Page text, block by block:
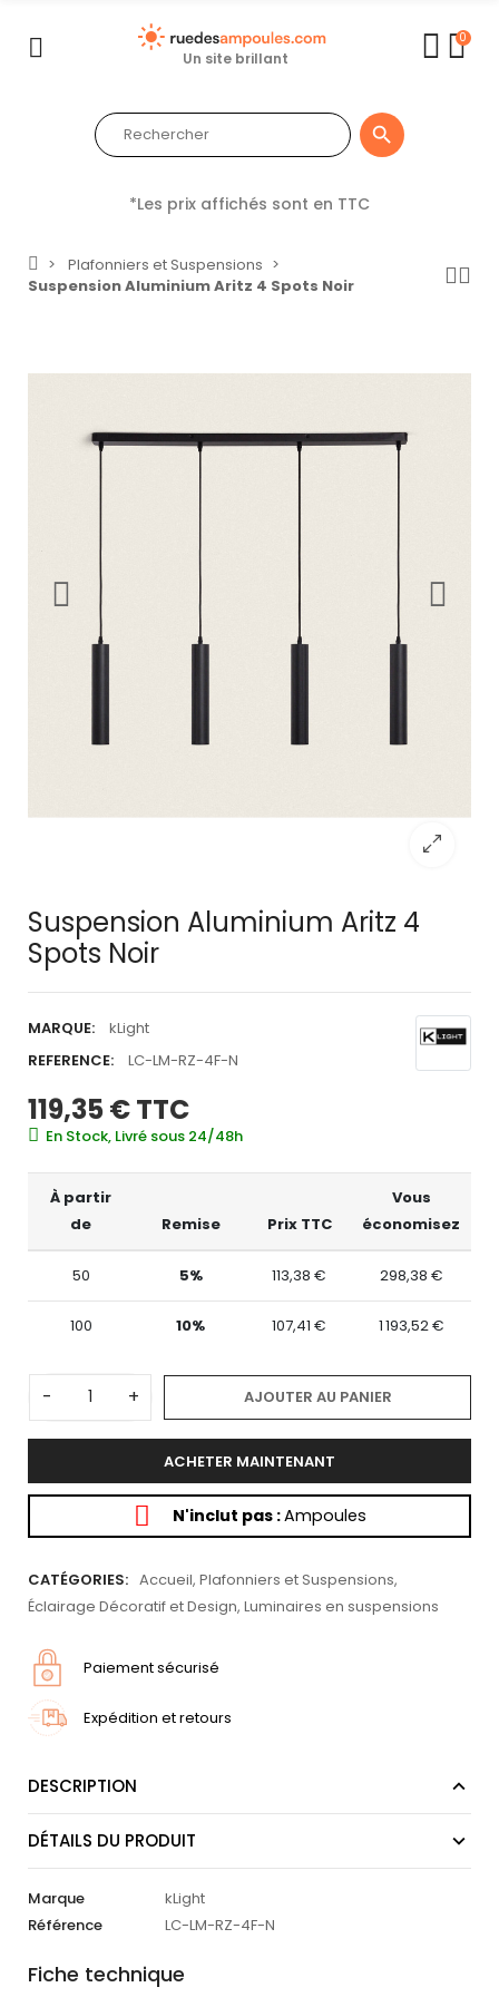
Un site brillant
0

*Les prix affichés sont en TTC
Plafonniers et Suspensions
Suspension Aluminium Aritz 4 Spots Noir
Suspension Aluminium Aritz 4
Spots Noir
MARQUE:
kLight
REFERENCE:
LC-LM-RZ-4F-N
119,35 €TTC
En Stock, Livré sous 24/48h
À partir
de
Remise Prix TTC
Vous
économisez
50 5% 113,38 € 298,38 €
100 10% 107,41 € 1 193,52 €
- + AJOUTER AU PANIER
ACHETER MAINTENANT
N'inclut pas :Ampoules
CATÉGORIES: Accueil, Plafonniers et Suspensions,
Éclairage Décoratif et Design, Luminaires en suspensions
Paiement sécurisé
Expédition et retours
DESCRIPTION
DÉTAILS DU PRODUIT
Marque
kLight
Référence
LC-LM-RZ-4F-N
Fiche technique